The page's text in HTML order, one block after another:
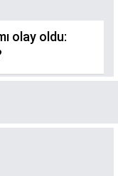
olay oldu: